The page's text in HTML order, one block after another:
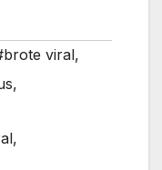
viral,
,
,